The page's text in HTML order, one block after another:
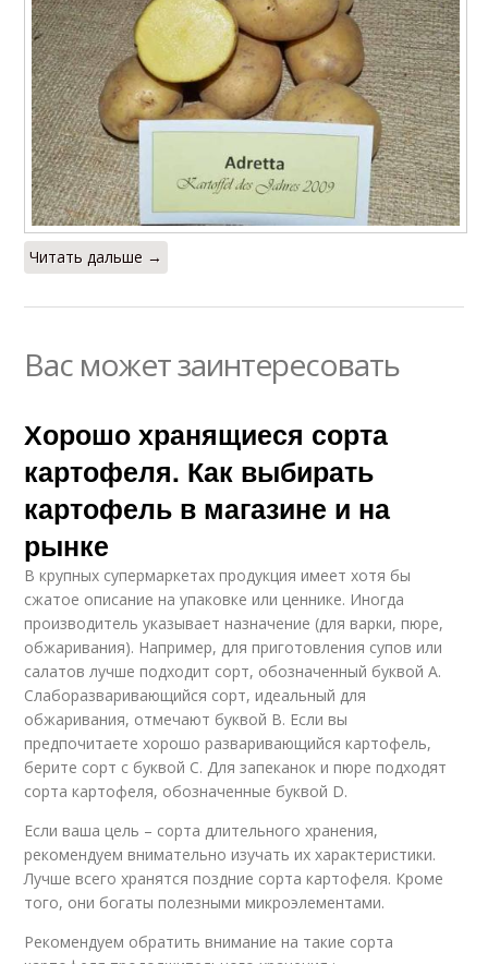
Читать дальше →
Вас может заинтересовать
Хорошо хранящиеся сорта
картофеля. Как выбирать
картофель в магазине и на
рынке
В крупных супермаркетах продукция имеет хотя бы
сжатое описание на упаковке или ценнике. Иногда
производитель указывает назначение (для варки, пюре,
обжаривания). Например, для приготовления супов или
салатов лучше подходит сорт, обозначенный буквой А.
Слаборазваривающийся сорт, идеальный для
обжаривания, отмечают буквой В. Если вы
предпочитаете хорошо разваривающийся картофель,
берите сорт с буквой С. Для запеканок и пюре подходят
сорта картофеля, обозначенные буквой D.
Если ваша цель – сорта длительного хранения,
рекомендуем внимательно изучать их характеристики.
Лучше всего хранятся поздние сорта картофеля. Кроме
того, они богаты полезными микроэлементами.
Рекомендуем обратить внимание на такие сорта